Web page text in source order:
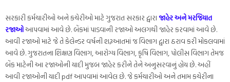
સરકારી કર્મચારીઓ અને કચેરીઓ માટે ગુજરાત સરકાર દ્વારાજાહેર અને મરજિયાત
રજાઓઆપવામાં આવે છે. બેંકમાં પાડવાની રજાઓ અલગથી જાહેર કરવામાં આવે છે.
આવી રજાઓ માટે જે તે કેલેન્ડર વર્ષની શરૂઆતમાં જ વિભાગ દ્વારા ઠરાવ કરી મોકલવામાં
આવે છે. ગુજરાતના શિક્ષણ વિભાગ, આરોગ્ય વિભાગ, કૃષિ વિભાગ, પોલીસ વિભાગ તેમજ
બેંક માટેની આ રજાઓની યાદી મુજબ જાહેર કરીને તેને અનુસરવાનું હોય છે. અહીં
આવી રજાઓની યાદી pdf આપવામાં આવેલ છે. જે કર્મચારીઓ અને તમામ કચેરીના